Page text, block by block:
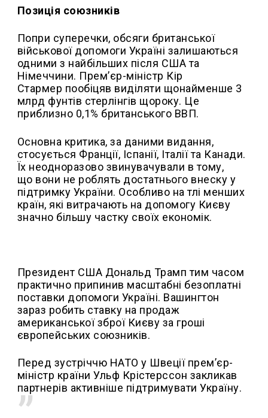
Позиція союзників
Попри суперечки, обсяги британської
військової допомоги Україні залишаються
одними з найбільших після США та
Німеччини. Прем’єр-міністр Кір
Стармер пообіцяв виділяти щонайменше 3
млрд фунтів стерлінгів щороку. Це
приблизно 0,1% британського ВВП.
Основна критика, за даними видання,
стосується Франції, Іспанії, Італії та Канади.
Їх неодноразово звинувачували в тому,
що вони не роблять достатнього внеску у
підтримку України. Особливо на тлі менших
країн, які витрачають на допомогу Києву
значно більшу частку своїх економік.
Президент США Дональд Трамп тим часом
практично припинив масштабні безоплатні
поставки допомоги Україні. Вашингтон
зараз робить ставку на продаж
американської зброї Києву за гроші
європейських союзників.
Перед зустріччю НАТО у Швеції прем’єр-
міністр країни Ульф Крістерссон закликав
партнерів активніше підтримувати Україну.